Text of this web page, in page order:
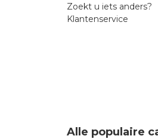
Zoekt u iets anders?
Klantenservice
Alle populaire